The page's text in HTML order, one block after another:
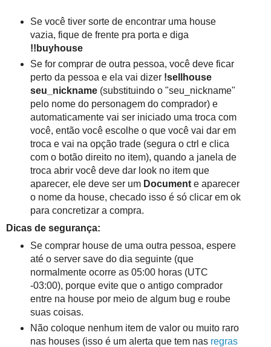
Se você tiver sorte de encontrar uma house
vazia, fique de frente pra porta e diga
!!buyhouse
Se for comprar de outra pessoa, você deve ficar
perto da pessoa e ela vai dizer !sellhouse
seu_nickname(substituindo o "seu_nickname"
pelo nome do personagem do comprador) e
automaticamente vai ser iniciado uma troca com
você, então você escolhe o que você vai dar em
troca e vai na opção trade (segura o ctrl e clica
com o botão direito no item), quando a janela de
troca abrir você deve dar look no item que
aparecer, ele deve ser um Documente aparecer
o nome da house, checado isso é só clicar em ok
para concretizar a compra.
Dicas de segurança:
Se comprar house de uma outra pessoa, espere
até o server save do dia seguinte (que
normalmente ocorre as 05:00 horas (UTC
-03:00), porque evite que o antigo comprador
entre na house por meio de algum bug e roube
suas coisas.
Não coloque nenhum item de valor ou muito raro
nas houses (isso é um alerta que tem nas regras